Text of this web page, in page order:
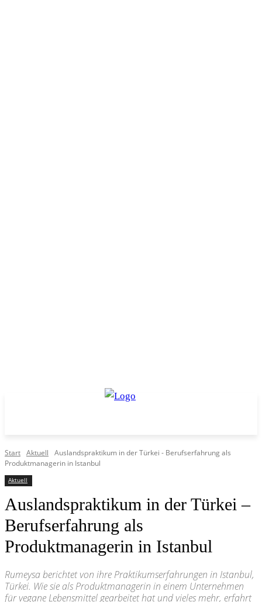
Start Aktuell
Auslandspraktikum in der Türkei - Berufserfahrung als
Produktmanagerin in Istanbul
Aktuell
Auslandspraktikum in der Türkei –
Berufserfahrung als
Produktmanagerin in Istanbul
Rumeysa berichtet von ihre Praktikumserfahrungen in Istanbul,
Türkei. Wie sie als Produktmanagerin in einem Unternehmen
für vegane Lebensmittel gearbeitet hat und vieles mehr, erfahrt